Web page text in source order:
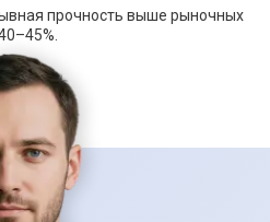
прочность выше рыночных